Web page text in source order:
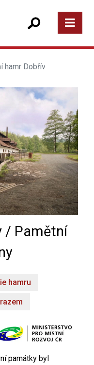
hamr Dobřív
/ Pamětní
hamru
památky byl